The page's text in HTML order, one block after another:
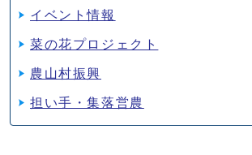
イベント情報
菜の花プロジェクト
農山村振興
担い手・集落営農